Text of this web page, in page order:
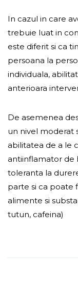
In cazul in care
trebuie luat in
este diferit si ca
persoana la
individuala,
anterioara
De asemenea
un nivel moderat
abilitatea de a le
antiinflamator de
toleranta la
parte si ca poate
alimente si
tutun, cafeina)